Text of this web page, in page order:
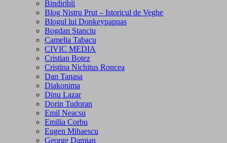
Bindiribli
Blog Nistru Prut – Istoricul de Veghe
Blogul lui Donkeypapuas
Bogdan Stanciu
Camelia Tabacu
CIVIC MEDIA
Cristian Botez
Cristina Nichitus Roncea
Dan Tanasa
Diakonima
Dinu Lazar
Dorin Tudoran
Emil Neacsu
Emilia Corbu
Eugen Mihaescu
George Damian